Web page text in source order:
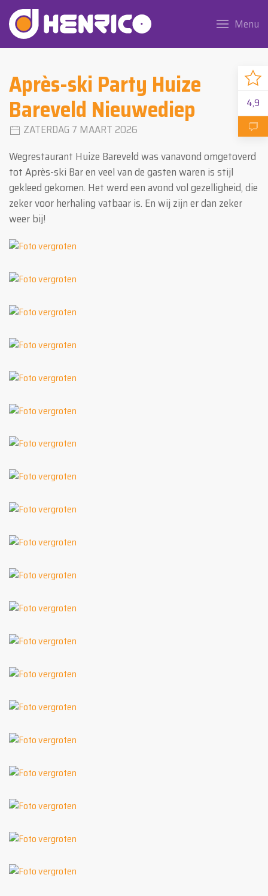
4,9
Menu
Après-ski Party Huize
Bareveld Nieuwediep
ZATERDAG 7 MAART 2026
Wegrestaurant Huize Bareveld was vanavond omgetoverd
tot Après-ski Bar en veel van de gasten waren is stijl
gekleed gekomen. Het werd een avond vol gezelligheid, die
zeker voor herhaling vatbaar is. En wij zijn er dan zeker
weer bij!